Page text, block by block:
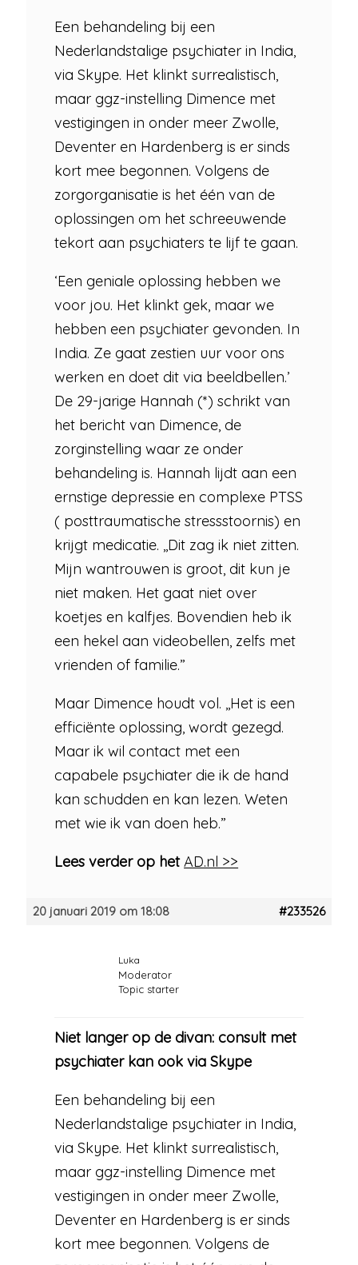
Een behandeling bij een
Nederlandstalige psychiater in India,
via Skype. Het klinkt surrealistisch,
maar ggz-instelling Dimence met
vestigingen in onder meer Zwolle,
Deventer en Hardenberg is er sinds
kort mee begonnen. Volgens de
zorgorganisatie is het één van de
oplossingen om het schreeuwende
tekort aan psychiaters te lijf te gaan.
‘Een geniale oplossing hebben we
voor jou. Het klinkt gek, maar we
hebben een psychiater gevonden. In
India. Ze gaat zestien uur voor ons
werken en doet dit via beeldbellen.’
De 29-jarige Hannah (*) schrikt van
het bericht van Dimence, de
zorginstelling waar ze onder
behandeling is. Hannah lijdt aan een
ernstige depressie en complexe PTSS
( posttraumatische stressstoornis) en
krijgt medicatie. ,,Dit zag ik niet zitten.
Mijn wantrouwen is groot, dit kun je
niet maken. Het gaat niet over
koetjes en kalfjes. Bovendien heb ik
een hekel aan videobellen, zelfs met
vrienden of familie.”
Maar Dimence houdt vol. ,,Het is een
efficiënte oplossing, wordt gezegd.
Maar ik wil contact met een
capabele psychiater die ik de hand
kan schudden en kan lezen. Weten
met wie ik van doen heb.”
Lees verder op hetAD.nl >>
20 januari 2019 om 18:08 #233526
Luka
Moderator
Topic starter
Niet langer op de divan: consult met
psychiater kan ook via Skype
Een behandeling bij een
Nederlandstalige psychiater in India,
via Skype. Het klinkt surrealistisch,
maar ggz-instelling Dimence met
vestigingen in onder meer Zwolle,
Deventer en Hardenberg is er sinds
kort mee begonnen. Volgens de